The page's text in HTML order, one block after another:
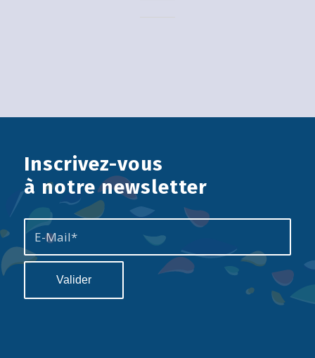
Inscrivez-vous
à notre newsletter